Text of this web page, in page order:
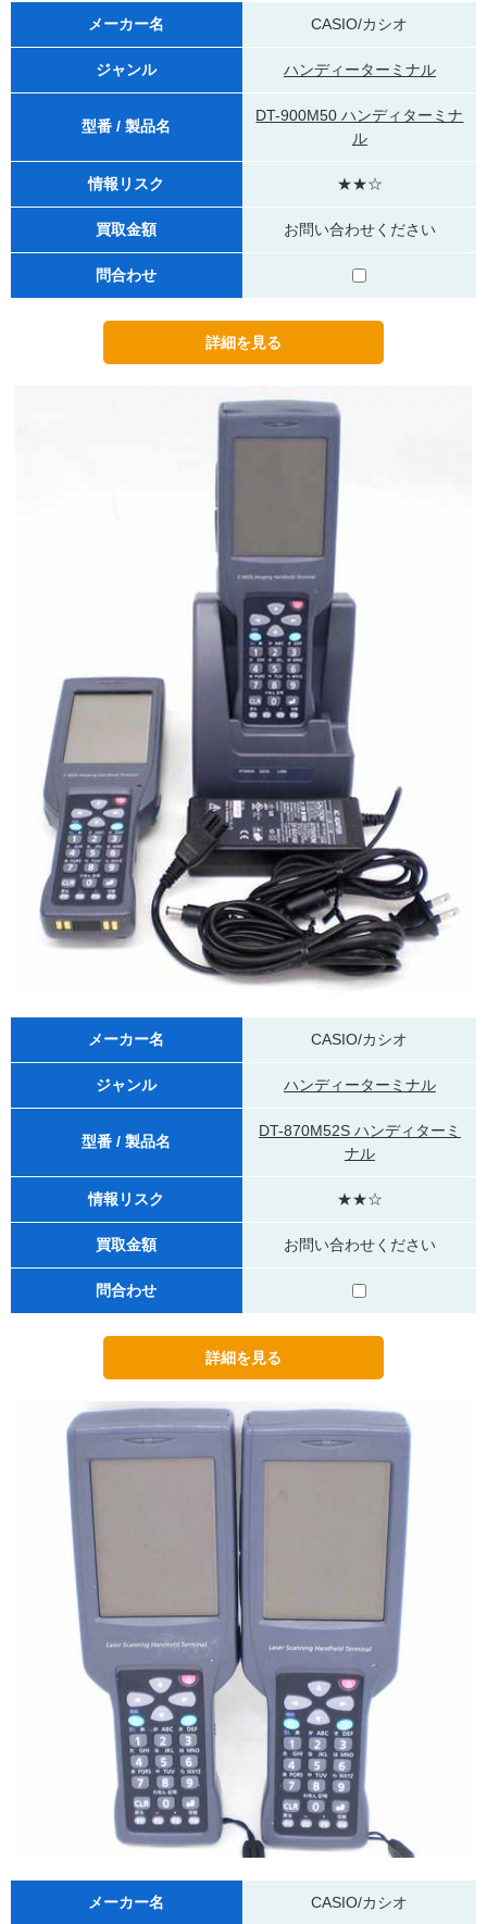
メーカー名 CASIO/カシオ
ジャンル ハンディーターミナル
型番 / 製品名
DT-900M50 ハンディターミナ
ル
情報リスク ★★☆
買取金額 お問い合わせください
問合わせ
メーカー名 CASIO/カシオ
ジャンル ハンディーターミナル
型番 / 製品名
DT-870M52S ハンディターミ
ナル
情報リスク ★★☆
買取金額 お問い合わせください
問合わせ
メーカー名 CASIO/カシオ